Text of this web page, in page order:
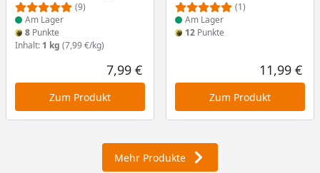
(9)
Am Lager
8 Punkte
Inhalt: 1 kg (7,99 €/kg)
Aktueller Preis
7,99 €
Zum Produkt
(1)
Am Lager
12 Punkte
11,99 €
Zum Produkt
Mehr Produkte